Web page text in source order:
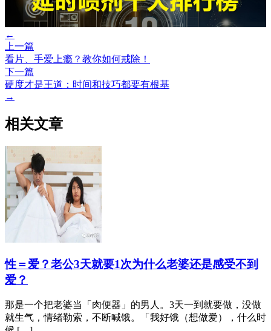
←
上一篇
看片、手爱上瘾？教你如何戒除！
下一篇
硬度才是王道：时间和技巧都要有根基
→
相关文章
性＝爱？老公3天就要1次为什么老婆还是感受不到
爱？
那是一个把老婆当「肉便器」的男人。3天一到就要做，没做
就生气，情绪勒索，不断喊饿。「我好饿（想做爱），什么时